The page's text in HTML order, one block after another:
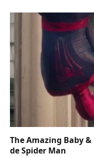
The Amazing Baby
de Spider Man